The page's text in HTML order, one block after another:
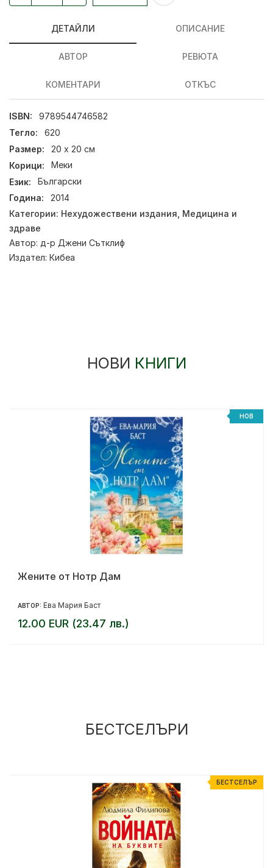
ДЕТАЙЛИ ОПИСАНИЕ
АВТОР РЕВЮТА
КОМЕНТАРИ ОТКЪС
ISBN:
9789544746582
Тегло:
620
Размер:
20 х 20 см
Корици:
Меки
Език:
Български
Година:
2014
Категории: Нехудожествени издания Медицина и
здраве
Автор: д-р Джени Сътклиф
Издател: Кибеа
НОВИ КНИГИ
НОВ
Жените от Нотр Дам
АВТОР: Ева Мария Баст
12.00 EUR (23.47 лв.)
БЕСТСЕЛЪРИ
БЕСТСЕЛЪР